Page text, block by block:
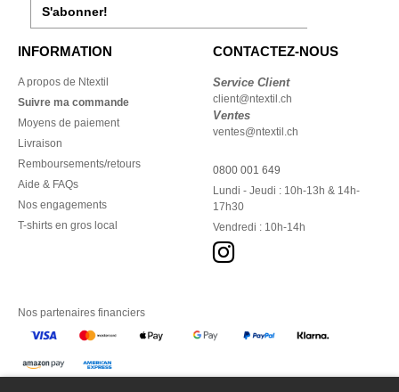
S'abonner!
INFORMATION
A propos de Ntextil
Suivre ma commande
Moyens de paiement
Livraison
Remboursements/retours
Aide & FAQs
Nos engagements
T-shirts en gros local
CONTACTEZ-NOUS
Service Client
client@ntextil.ch
Ventes
ventes@ntextil.ch
0800 001 649
Lundi - Jeudi : 10h-13h & 14h-
17h30
Vendredi : 10h-14h
Nos partenaires financiers